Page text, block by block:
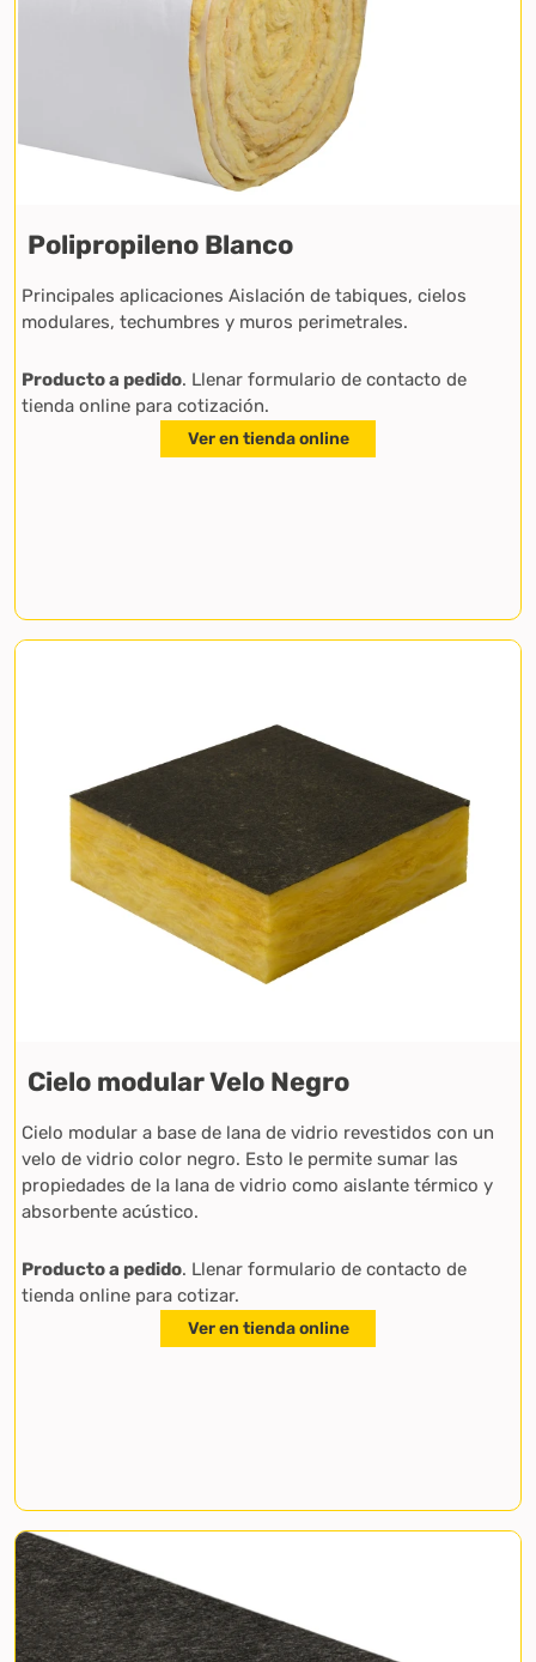
Polipropileno Blanco
Principales aplicaciones Aislación de tabiques, cielos
modulares, techumbres y muros perimetrales.
Producto a pedido. Llenar formulario de contacto de
tienda online para cotización.
Ver en tienda online
Cielo modular Velo Negro
Cielo modular a base de lana de vidrio revestidos con un
velo de vidrio color negro. Esto le permite sumar las
propiedades de la lana de vidrio como aislante térmico y
absorbente acústico.
Producto a pedido. Llenar formulario de contacto de
tienda online para cotizar.
Ver en tienda online